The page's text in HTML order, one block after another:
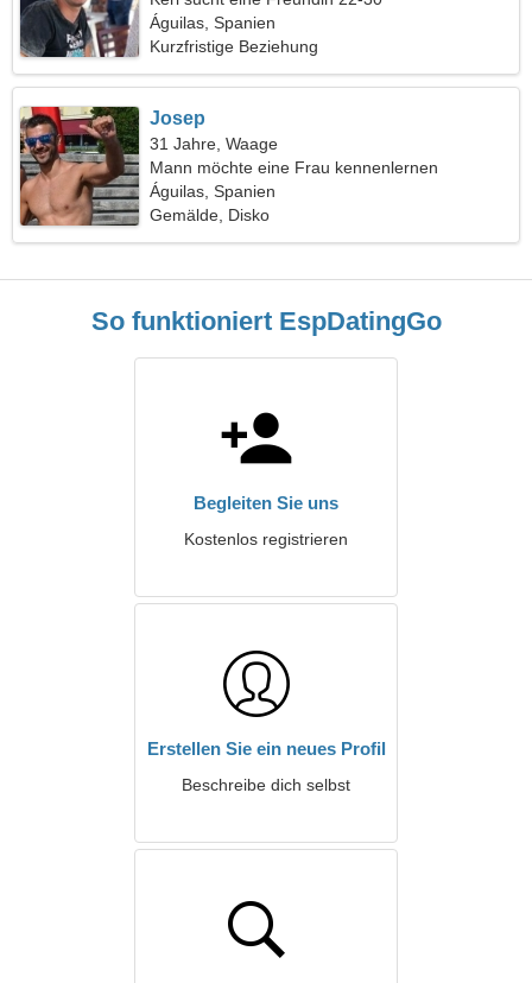
Águilas, Spanien
Kurzfristige Beziehung
Josep
31 Jahre, Waage
Mann möchte eine Frau kennenlernen
Águilas, Spanien
Gemälde, Disko
So funktioniert EspDatingGo
Begleiten Sie uns
Kostenlos registrieren
Erstellen Sie ein neues Profil
Beschreibe dich selbst